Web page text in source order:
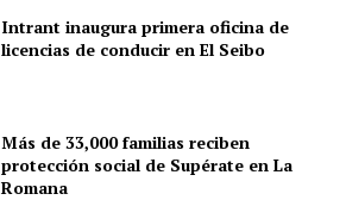
Intrant inaugura primera oficina de
licencias de conducir en El Seibo
Más de 33,000 familias reciben
protección social de Supérate en La
Romana